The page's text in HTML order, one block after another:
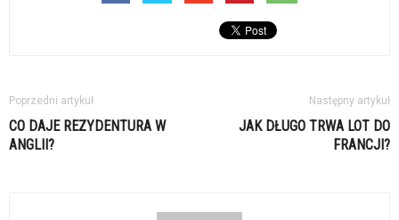
Poprzedni artykuł
CO DAJE REZYDENTURA W
ANGLII?
Następny artykuł
JAK DŁUGO TRWA LOT DO
FRANCJI?